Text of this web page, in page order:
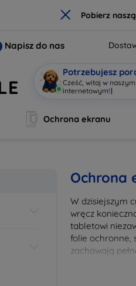
× Pobierz
Napisz do nas
Potrzebujesz
Cześć, witaj w
internetowym!|
Ochrona ekranu
Ochrona
W dzisiejszym
wręcz
tabletowi
folie ochronne,
zachowają
dziś i wybierz